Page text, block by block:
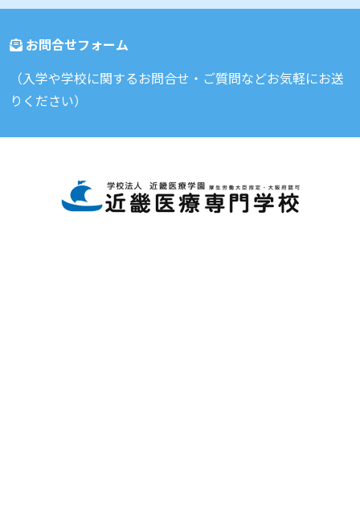
お問合せフォーム
（入学や学校に関するお問合せ・ご質問などお気軽にお送
りください）